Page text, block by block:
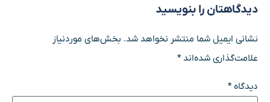
دیدگاهتان را بنویسید
نشانی ایمیل شما منتشر نخواهد شد. بخش‌های موردنیاز
علامت‌گذاری شده‌اند*
دیدگاه*